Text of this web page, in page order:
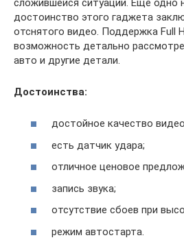
сложившейся ситуации. Еще одно
достоинство этого гаджета
отснятого видео. Поддержка Full
возможность детально
авто и другие детали.
Достоинства:
достойное качество видео
есть датчик удара;
отличное ценовое
запись звука;
отсутствие сбоев при
режим автостарта.